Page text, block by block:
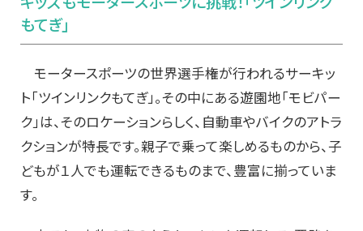
もてぎ」
モータースポーツの世界選手権が行われるサーキッ
ト「ツインリンクもてぎ」。その中にある遊園地「モビパー
ク」は、そのロケーションらしく、自動車やバイクのアトラ
クションが特長です。親子で乗って楽しめるものから、子
どもが１人でも運転できるものまで、豊富に揃っていま
す。